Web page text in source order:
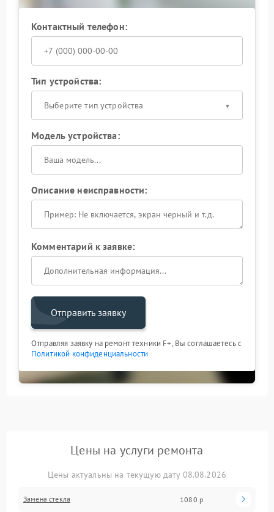
Контактный телефон:
Тип устройства:
Выберите тип устройства
Модель устройства:
Описание неисправности:
Комментарий к заявке:
Отправить заявку
Отправляя заявку на ремонт техники F+, Вы соглашаетесь с
Политикой конфиденциальности
Цены на услуги ремонта
Цены актуальны на текущую дату 08.08.2026
Замена стекла 1080 р